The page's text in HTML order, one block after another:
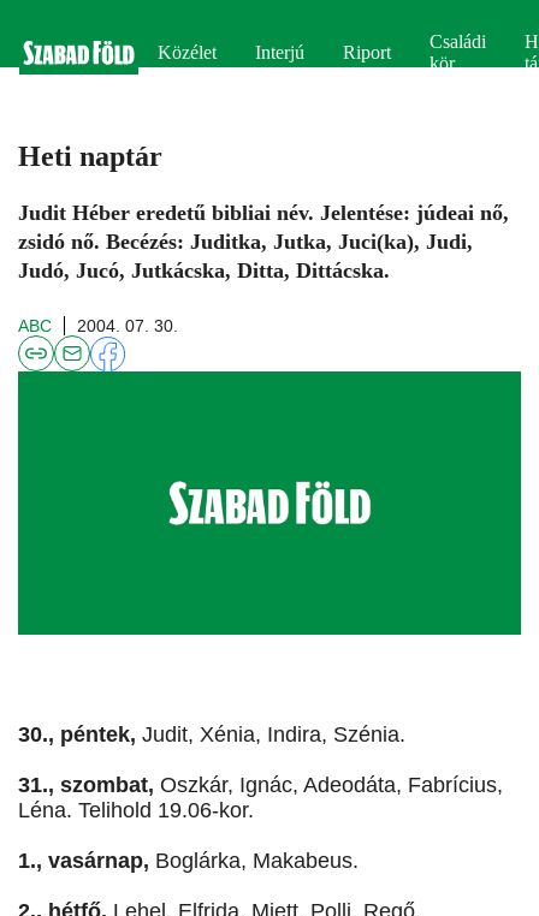
Közélet Interjú Riport
Családi
kör
Heti naptár
Judit Héber eredetű bibliai név. Jelentése: júdeai nő,
zsidó nő. Becézés: Juditka, Jutka, Juci(ka), Judi,
Judó, Jucó, Jutkácska, Ditta, Dittácska.
ABC 2004. 07. 30.
30., péntek, Judit, Xénia, Indira, Szénia.
31., szombat, Oszkár, Ignác, Adeodáta, Fabrícius,
Léna. Telihold 19.06-kor.
1., vasárnap, Boglárka, Makabeus.